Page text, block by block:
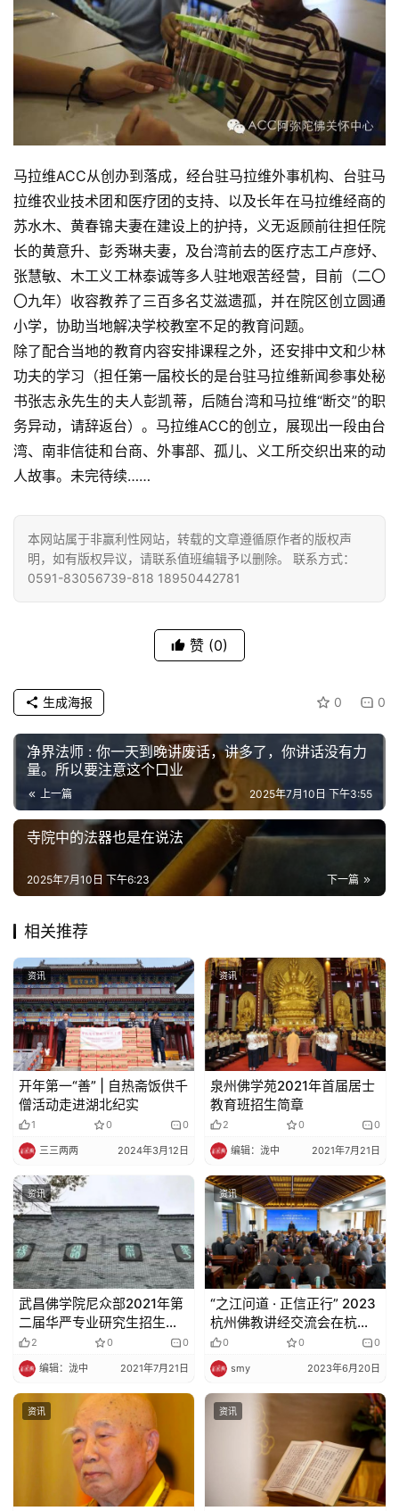
乐
菩
专
公
益
慈
善
佛
教
人
物
寺
院
巡
礼
纪
录
艺
术
政
法
免
责
声
明
登录 注册
马拉维ACC从创办到落成，经台驻马拉维外事机构、台驻马
拉维农业技术团和医疗团的支持、以及长年在马拉维经商的
苏水木、黄春锦夫妻在建设上的护持，义无返顾前往担任院
长的黄意升、彭秀琳夫妻，及台湾前去的医疗志工卢彦妤、
张慧敏、木工义工林泰诚等多人驻地艰苦经营，目前（二〇
〇九年）收容教养了三百多名艾滋遗孤，并在院区创立圆通
小学，协助当地解决学校教室不足的教育问题。
除了配合当地的教育内容安排课程之外，还安排中文和少林
功夫的学习（担任第一届校长的是台驻马拉维新闻参事处秘
书张志永先生的夫人彭凯蒂，后随台湾和马拉维“断交”的职
务异动，请辞返台）。马拉维ACC的创立，展现出一段由台
湾、南非信徒和台商、外事部、孤儿、义工所交织出来的动
人故事。未完待续……
本网站属于非赢利性网站，转载的文章遵循原作者的版权声
明，如有版权异议，请联系值班编辑予以删除。 联系方式：
0591-83056739-818 18950442781
赞 (0)
0 0
生成海报
净界法师 : 你一天到晚讲废话，讲多了，你讲话没有力
量。所以要注意这个口业
上一篇 2025年7月10日 下午3:55
寺院中的法器也是在说法
下一篇
2025年7月10日 下午6:23
相关推荐
资讯
开年第一“善” | 自热斋饭供千
僧活动走进湖北纪实
1 0 0
三三两两 2024年3月12日
资讯
泉州佛学苑2021年首届居士
教育班招生简章
2 0 0
编辑：泷中 2021年7月21日
资讯
武昌佛学院尼众部2021年第
二届华严专业研究生招生简
章2 0 0
编辑：泷中 2021年7月21日
资讯
“之江问道 · 正信正行” 2023
杭州佛教讲经交流会在杭州
佛学院举行
0 0 0
smy 2023年6月20日
资讯 资讯